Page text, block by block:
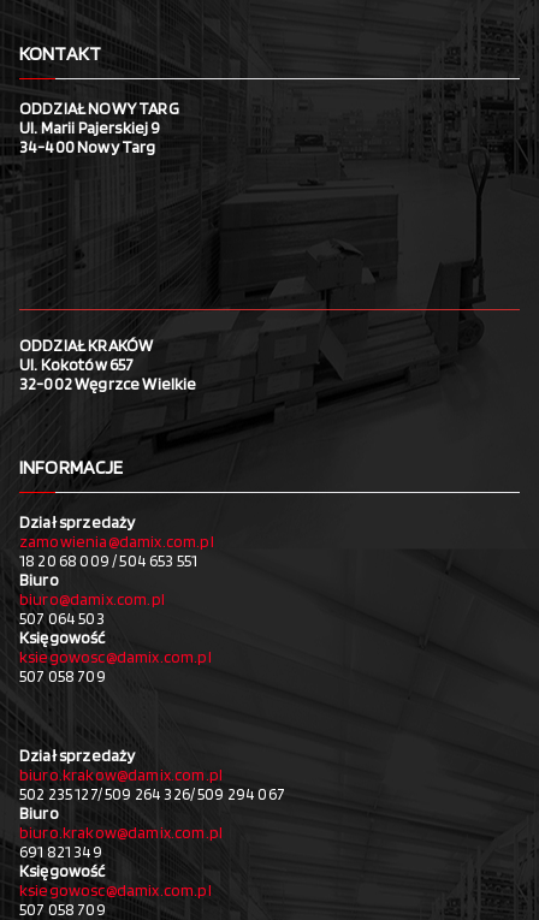
KONTAKT
ODDZIAŁ NOWY TARG
Ul. Marii Pajerskiej 9
34-400 Nowy Targ
ODDZIAŁ KRAKÓW
Ul. Kokotów 657
32-002 Węgrzce Wielkie
INFORMACJE
Dział sprzedaży
zamowienia@damix.com.pl
18 20 68 009 / 504 653 551
Biuro
biuro@damix.com.pl
507 064 503
Księgowość
ksiegowosc@damix.com.pl
507 058 709
Dział sprzedaży
biuro.krakow@damix.com.pl
502 235 127/ 509 264 326/ 509 294 067
Biuro
biuro.krakow@damix.com.pl
691 821 349
Księgowość
ksiegowosc@damix.com.pl
507 058 709